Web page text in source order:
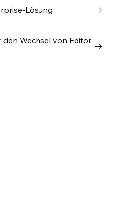
Lösung
den Wechsel von Editor